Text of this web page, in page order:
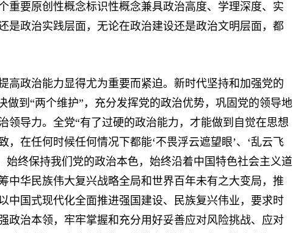
重要原创性概念标识性概念兼具政治高度、学理深度、实
是政治实践层面，无论在政治建设还是政治文明层面，都
政治能力显得尤为重要而紧迫。新时代坚持和加强党的
做到“两个维护”，充分发挥党的政治优势，巩固党的领导地
领导力。全党“有了过硬的政治能力，才能做到自觉在思想
，在任何时候任何情况下都能‘不畏浮云遮望眼’、‘乱云飞
始终保持我们党的政治本色，始终沿着中国特色社会主义道
中华民族伟大复兴战略全局和世界百年未有之大变局，推
中国式现代化全面推进强国建设、民族复兴伟业，要求时
政治本领，牢牢掌握和充分用好妥善应对风险挑战、应对